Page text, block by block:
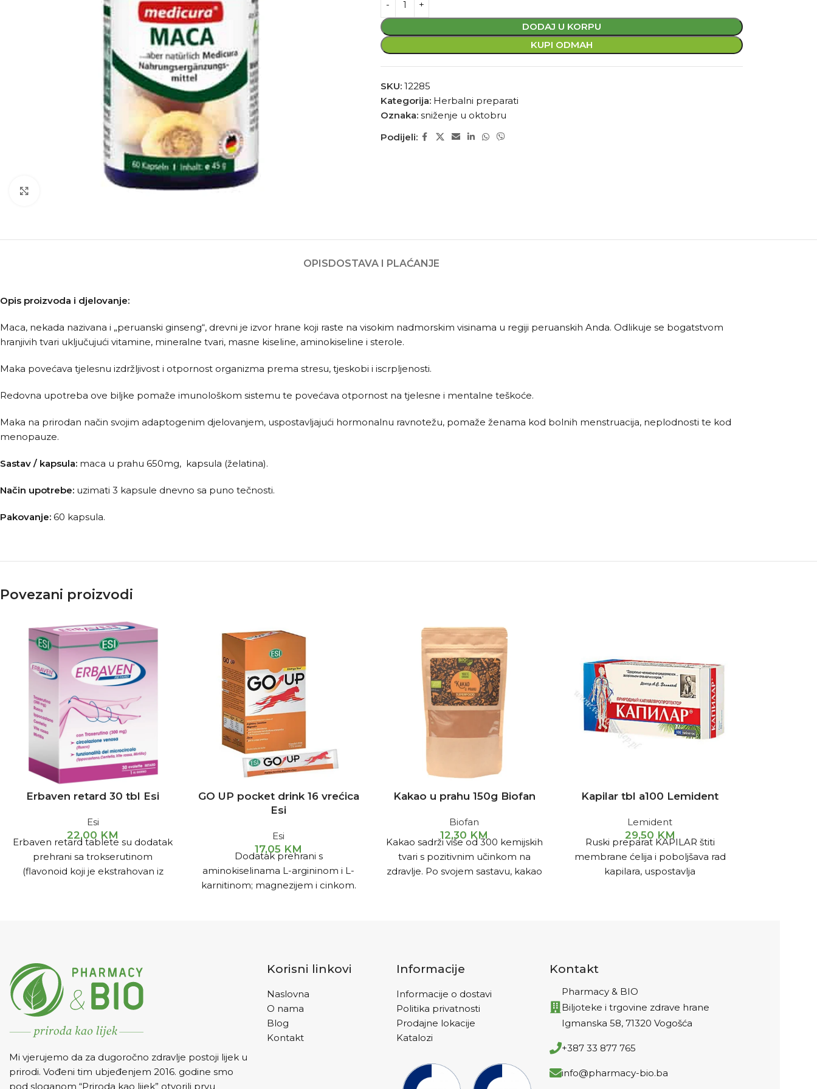
Kliknite za povećanje
DODAJ U KORPU
KUPI ODMAH
SKU: 12285
Kategorija: Herbalni preparati
Oznaka: sniženje u oktobru
Podijeli:
OPISDOSTAVA I PLAĆANJE
Opis proizvoda i djelovanje:
Maca, nekada nazivana i „peruanski ginseng“, drevni je izvor hrane koji raste na visokim nadmorskim visinama u regiji peruanskih Anda. Odlikuje se bogatstvom
hranjivih tvari uključujući vitamine, mineralne tvari, masne kiseline, aminokiseline i sterole.
Maka povećava tjelesnu izdržljivost i otpornost organizma prema stresu, tjeskobi i iscrpljenosti.
Redovna upotreba ove biljke pomaže imunološkom sistemu te povećava otpornost na tjelesne i mentalne teškoće.
Maka na prirodan način svojim adaptogenim djelovanjem, uspostavljajući hormonalnu ravnotežu, pomaže ženama kod bolnih menstruacija, neplodnosti te kod
menopauze.
Sastav / kapsula: maca u prahu 650mg, kapsula (želatina).
Način upotrebe: uzimati 3 kapsule dnevno sa puno tečnosti.
Pakovanje: 60 kapsula.
Povezani proizvodi
Erbaven retard 30 tbl Esi
Esi
22,00 KM
Erbaven retard tablete su dodatak
prehrani sa trokserutinom
(flavonoid koji je ekstrahovan iz
GO UP pocket drink 16 vrećica
Esi
Esi
17,05 KM
Dodatak prehrani s
aminokiselinama L-argininom i L-
karnitinom; magnezijem i cinkom.
Kakao u prahu 150g Biofan
Biofan
12,30 KM
Kakao sadrži više od 300 kemijskih
tvari s pozitivnim učinkom na
zdravlje. Po svojem sastavu, kakao
Kapilar tbl a100 Lemident
Lemident
29,50 KM
Ruski preparat KAPILAR štiti
membrane ćelija i poboljšava rad
kapilara, uspostavlja
Mi vjerujemo da za dugoročno zdravlje postoji lijek u
prirodi. Vođeni tim ubjeđenjem 2016. godine smo
pod sloganom “Priroda kao lijek” otvorili prvu
Korisni linkovi
Naslovna
O nama
Blog
Kontakt
Informacije
Informacije o dostavi
Politika privatnosti
Prodajne lokacije
Katalozi
Kontakt
Pharmacy & BIO
Biljoteke i trgovine zdrave hrane
Igmanska 58, 71320 Vogošća
+387 33 877 765
info@pharmacy-bio.ba